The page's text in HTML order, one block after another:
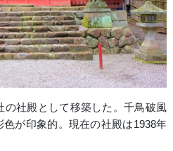
の社殿として移築した。千鳥破風
が印象的。現在の社殿は1938年